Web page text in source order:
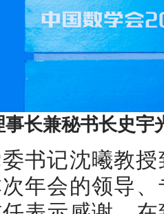
长兼秘书长史
书记沈曦教
年会的领导